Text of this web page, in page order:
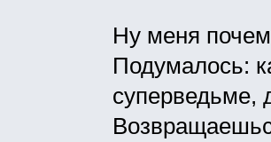
Ну меня
Подумалось:
суперведьме,